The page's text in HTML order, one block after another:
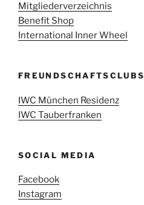
Mitgliederverzeichnis
Benefit Shop
International Inner Wheel
FREUNDSCHAFTSCLUBS
IWC München Residenz
IWC Tauberfranken
SOCIAL MEDIA
Facebook
Instagram